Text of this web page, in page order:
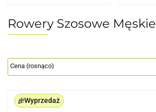
Rowery Szosowe Męskie
Wyprzedaż